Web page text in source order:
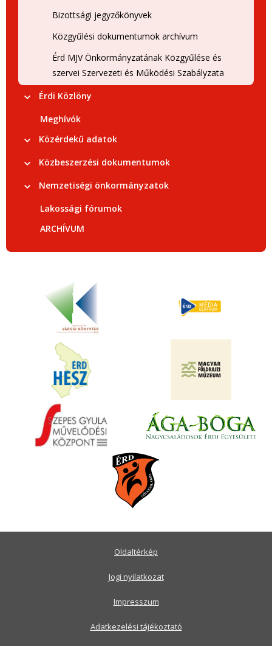
Bizottsági jegyzőkönyvek
Közgyűlési dokumentumok archívum
Érd MJV Önkormányzatának Közgyűlése és
szervei Szervezeti és Működési Szabályzata
Érdi Közlöny
Meghívók
Közérdekű adatok
Közbeszerzési dokumentumok
Nemzetiségi önkormányzatok
Lakossági fórumok
ARCHÍVUM
Oldaltérkép
Jogi nyilatkozat
Impresszum
Adatkezelési tájékoztató